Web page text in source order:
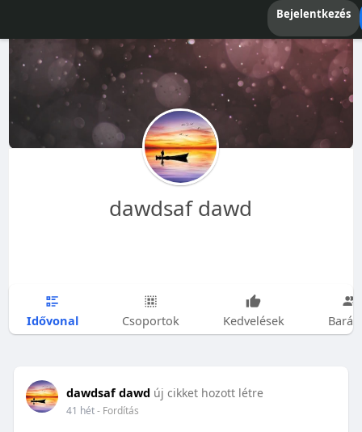
Bejelentkezés
dawdsaf dawd
Idővonal Csoportok Kedvelések
dawdsaf dawd új cikket hozott létre
41 hét- Fordítás